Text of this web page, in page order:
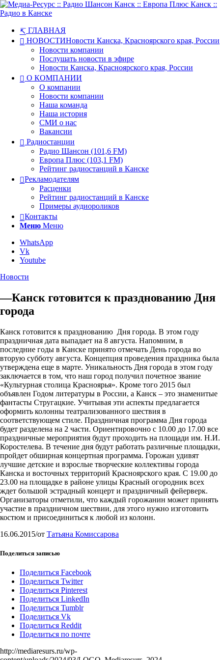
ГЛАВНАЯ
НОВОСТИНовости Канска, Красноярского края, России
Новости компании
Послушать новости в эфире
Новости Канска, Красноярского края, России
О КОМПАНИИ
О компании
Новости компании
Наша команда
Наша история
СМИ о нас
Вакансии
Радиостанции
Радио Шансон (101,6 FM)
Европа Плюс (103,1 FM)
Рейтинг радиостанций в Канске
Рекламодателям
Расценки
Рейтинг радиостанций в Канске
Примеры аудиороликов
Контакты
Меню Меню
WhatsApp
Vk
Youtube
Новости
—Канск готовится к празднованию Дня
города
Канск готовится к празднованию Дня города. В этом году
праздничная дата выпадает на 8 августа. Напомним, в
последние годы в Канске принято отмечать День города во
вторую субботу августа. Концепция проведения праздника была
утверждена еще в марте. Уникальность Дня города в этом году
заключается в том, что наш город получил почетное звание
«Культурная столица Красноярья». Кроме того 2015 был
объявлен Годом литературы в России, а Канск – это знаменитые
фантасты Стругацкие. Учитывая эти аспекты предлагается
оформить колонны театрализованного шествия в
соответствующем стиле. Праздничная программа Дня города
будет разделена на 2 части. Ориентировочно с 10.00 до 17.00 все
праздничные мероприятия будут проходить на площади им. Н.И.
Коростелева. В течение дня будут работать различные площадки,
пройдет обширная концертная программа. Горожан удивят
лучшие детские и взрослые творческие коллективы города
Канска и восточных территорий Красноярского края. С 19.00 до
23.00 на площадке в районе улицы Красный огородник всех
ждет большой эстрадный концерт и праздничный фейерверк.
Организаторы отметили, что каждый горожанин может принять
участие в праздничном шествии, для этого нужно изготовить
костюм и присоединиться к любой из колонн.
16.06.2015/от Татьяна Комиссарова
Поделиться записью
Поделиться Facebook
Поделиться Twitter
Поделиться Pinterest
Поделиться LinkedIn
Поделиться Tumblr
Поделиться Vk
Поделиться Reddit
Поделиться по почте
http://mediaresurs.ru/wp-